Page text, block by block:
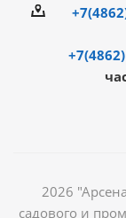
2026
садового и